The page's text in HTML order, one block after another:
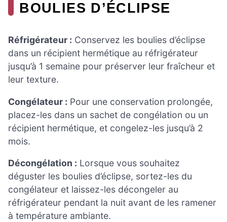
BOULIES D’ÉCLIPSE
Réfrigérateur : Conservez les boulies d’éclipse
dans un récipient hermétique au réfrigérateur
jusqu’à 1 semaine pour préserver leur fraîcheur et
leur texture.
Congélateur : Pour une conservation prolongée,
placez-les dans un sachet de congélation ou un
récipient hermétique, et congelez-les jusqu’à 2
mois.
Décongélation : Lorsque vous souhaitez
déguster les boulies d’éclipse, sortez-les du
congélateur et laissez-les décongeler au
réfrigérateur pendant la nuit avant de les ramener
à température ambiante.